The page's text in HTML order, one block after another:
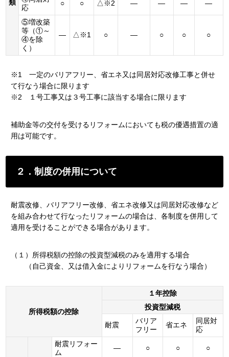
類
応
○ ○ △※2 ― ― ― ―
⑤増改築
等（①～
④を除
く）
― △※1 ○ ― ○ ○ ○
※1 一定のバリアフリー、省エネ又は同居対応改修工事と併せ
て行なう場合に限ります
※2 １号工事又は３号工事に該当する場合に限ります
補助金等の交付を受けるリフォームにおいても税の優遇措置の適
用は可能です。
２．制度の併用について
耐震改修、バリアフリー改修、省エネ改修又は同居対応改修など
を組み合わせて行なったリフォームの場合は、各制度を併用して
適用を受けることができる場合があります。
（１）所得税額の控除の投資型減税のみを適用する場合
（自己資金、又は借入金によりリフォームを行なう場合）
所得税額の控除
１年控除
投資型減税
耐震
バリア
フリー
省エネ
同居対
応
耐震リフォー
ム
― ○ ○ ○